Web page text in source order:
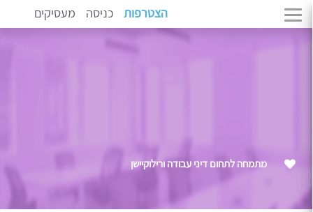
הצטרפות כניסה מעסיקים
מתמחה לתחום דיני עבודה ורילוקיישן